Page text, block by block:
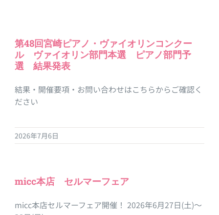
第48回宮崎ピアノ・ヴァイオリンコンクー
ル ヴァイオリン部門本選 ピアノ部門予
選 結果発表
結果・開催要項・お問い合わせはこちらからご確認く
ださい
2026年7月6日
micc本店 セルマーフェア
micc本店セルマーフェア開催！ 2026年6月27日(土)～